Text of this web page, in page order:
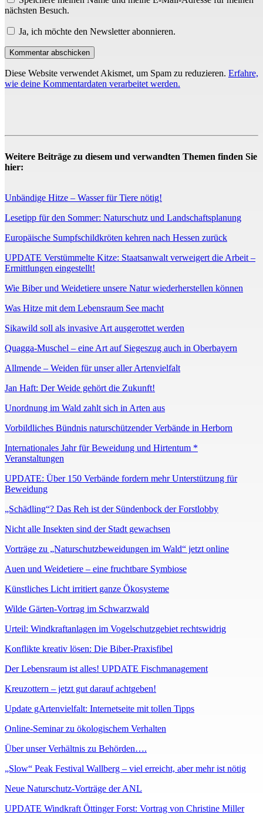
nächsten Besuch.
Ja, ich möchte den Newsletter abonnieren.
Diese Website verwendet Akismet, um Spam zu reduzieren. Erfahre,
wie deine Kommentardaten verarbeitet werden.
Weitere Beiträge zu diesem und verwandten Themen finden Sie
hier:
Unbändige Hitze – Wasser für Tiere nötig!
Lesetipp für den Sommer: Naturschutz und Landschaftsplanung
Europäische Sumpfschildkröten kehren nach Hessen zurück
UPDATE Verstümmelte Kitze: Staatsanwalt verweigert die Arbeit –
Ermittlungen eingestellt!
Wie Biber und Weidetiere unsere Natur wiederherstellen können
Was Hitze mit dem Lebensraum See macht
Sikawild soll als invasive Art ausgerottet werden
Quagga-Muschel – eine Art auf Siegeszug auch in Oberbayern
Allmende – Weiden für unser aller Artenvielfalt
Jan Haft: Der Weide gehört die Zukunft!
Unordnung im Wald zahlt sich in Arten aus
Vorbildliches Bündnis naturschützender Verbände in Herborn
Internationales Jahr für Beweidung und Hirtentum *
Veranstaltungen
UPDATE: Über 150 Verbände fordern mehr Unterstützung für
Beweidung
„Schädling“? Das Reh ist der Sündenbock der Forstlobby
Nicht alle Insekten sind der Stadt gewachsen
Vorträge zu „Naturschutzbeweidungen im Wald“ jetzt online
Auen und Weidetiere – eine fruchtbare Symbiose
Künstliches Licht irritiert ganze Ökosysteme
Wilde Gärten-Vortrag im Schwarzwald
Urteil: Windkraftanlagen im Vogelschutzgebiet rechtswidrig
Konflikte kreativ lösen: Die Biber-Praxisfibel
Der Lebensraum ist alles! UPDATE Fischmanagement
Kreuzottern – jetzt gut darauf achtgeben!
Update gArtenvielfalt: Internetseite mit tollen Tipps
Online-Seminar zu ökologischem Verhalten
Über unser Verhältnis zu Behörden….
„Slow“ Peak Festival Wallberg – viel erreicht, aber mehr ist nötig
Neue Naturschutz-Vorträge der ANL
UPDATE Windkraft Öttinger Forst: Vortrag von Christine Miller